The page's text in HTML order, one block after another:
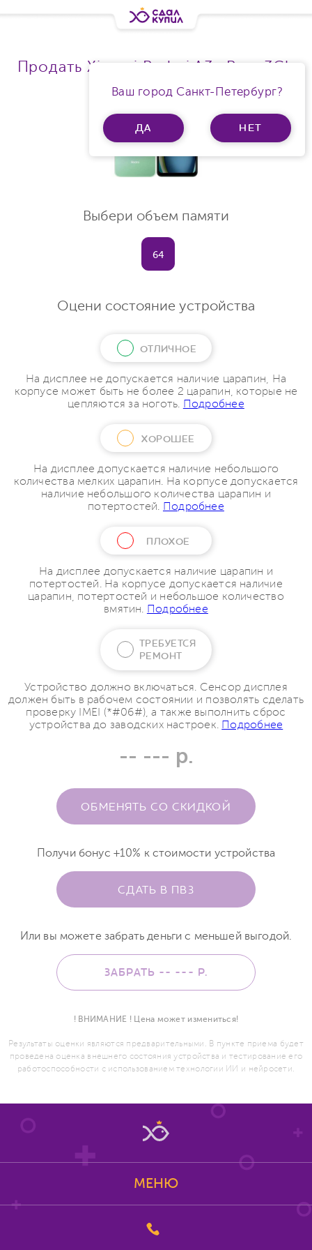
Ваш город Санкт-Петербург?
ДА НЕТ
Продать Xiaomi Redmi A3x Ram 3Gb
Выбери объем памяти
64
Оцени состояние устройства
ОТЛИЧНОЕ
На дисплее не допускается наличие царапин, На
корпусе может быть не более 2 царапин, которые не
цепляются за ноготь. Подробнее
ХОРОШЕЕ
На дисплее допускается наличие небольшого
количества мелких царапин. На корпусе допускается
наличие небольшого количества царапин и
потертостей. Подробнее
ПЛОХОЕ
На дисплее допускается наличие царапин и
потертостей. На корпусе допускается наличие
царапин, потертостей и небольшое количество
вмятин. Подробнее
ТРЕБУЕТСЯ
РЕМОНТ
Устройство должно включаться. Сенсор дисплея
должен быть в рабочем состоянии и позволять сделать
проверку IMEI (*#06#), а также выполнить сброс
устройства до заводских настроек. Подробнее
-- --- р.
ОБМЕНЯТЬ СО СКИДКОЙ
Получи бонус +10% к стоимости устройства
СДАТЬ В ПВЗ
Или вы можете забрать деньги с меньшей выгодой.
ЗАБРАТЬ -- --- Р.
! ВНИМАНИЕ ! Цена может измениться!
Результаты оценки являются предварительными. В пункте приема будет
проведена оценка внешнего состояния устройства и тестирование его
работоспособности с использованием технологии ИИ и нейросети.
МЕНЮ